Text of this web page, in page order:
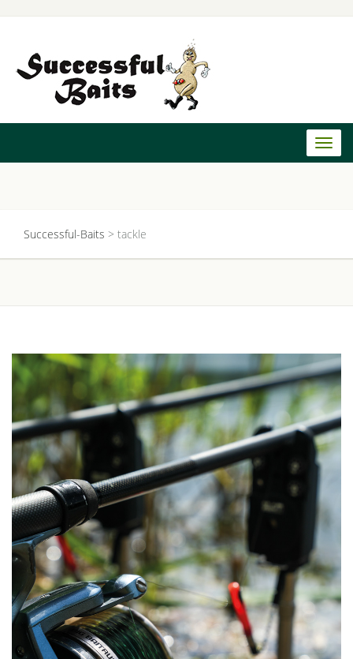
Successful-Baits > tackle